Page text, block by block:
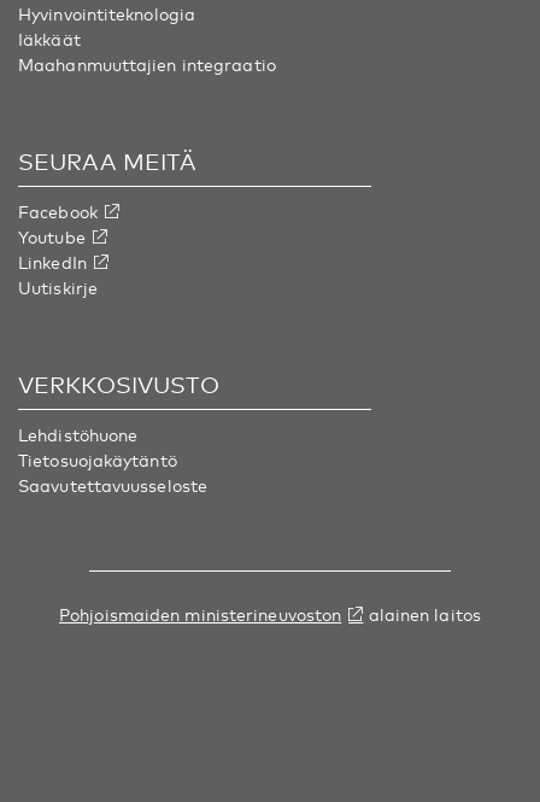
Hyvinvointiteknologia
Iäkkäät
Maahanmuuttajien integraatio
SEURAA MEITÄ
Facebook
Youtube
LinkedIn
Uutiskirje
VERKKOSIVUSTO
Lehdistöhuone
Tietosuojakäytäntö
Saavutettavuusseloste
Pohjoismaiden ministerineuvoston alainen laitos